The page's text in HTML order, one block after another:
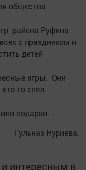
общества
района Руфина
с праздником и
детей
игры. Они
то спел
подарки.
Гульназ Нуриева.
интересным в